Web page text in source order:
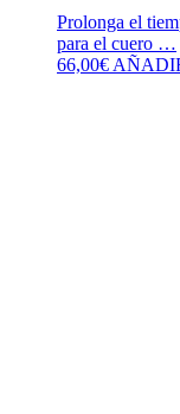
Prolonga el
para el cuero …
66,00€